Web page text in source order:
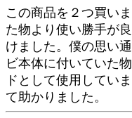
この商品を２つ買い
た物より使い勝手が
けました。僕の思い
ビ本体に付いていた
ドとして使用してい
て助かりました。